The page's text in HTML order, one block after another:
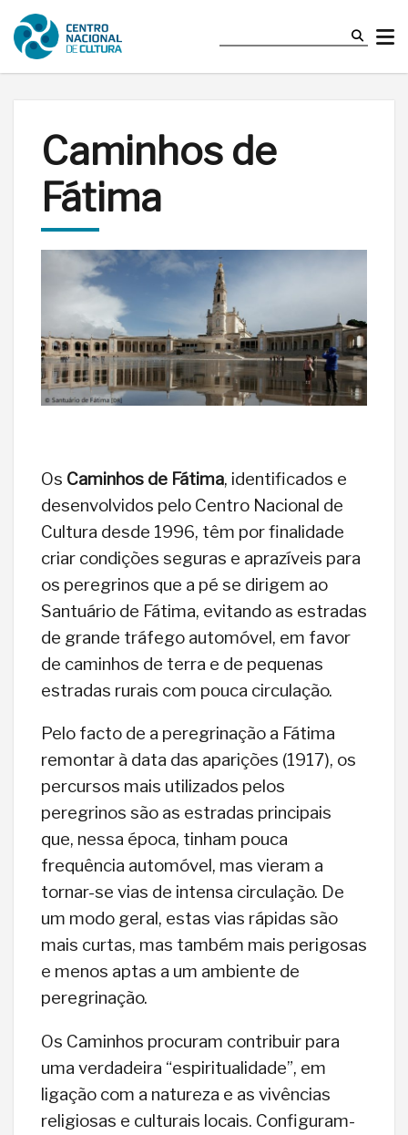
Caminhos de
Fátima
Os Caminhos de Fátima, identificados e
desenvolvidos pelo Centro Nacional de
Cultura desde 1996, têm por finalidade
criar condições seguras e aprazíveis para
os peregrinos que a pé se dirigem ao
Santuário de Fátima, evitando as estradas
de grande tráfego automóvel, em favor
de caminhos de terra e de pequenas
estradas rurais com pouca circulação.
Pelo facto de a peregrinação a Fátima
remontar à data das aparições (1917), os
percursos mais utilizados pelos
peregrinos são as estradas principais
que, nessa época, tinham pouca
frequência automóvel, mas vieram a
tornar-se vias de intensa circulação. De
um modo geral, estas vias rápidas são
mais curtas, mas também mais perigosas
e menos aptas a um ambiente de
peregrinação.
Os Caminhos procuram contribuir para
uma verdadeira “espiritualidade”, em
ligação com a natureza e as vivências
religiosas e culturais locais. Configuram-